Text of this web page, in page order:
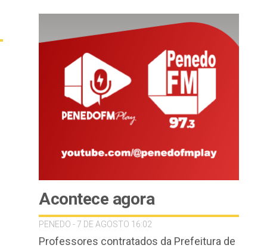
Acontece agora
PENEDO - 7 DE AGOSTO 16:02
Professores contratados da Prefeitura de